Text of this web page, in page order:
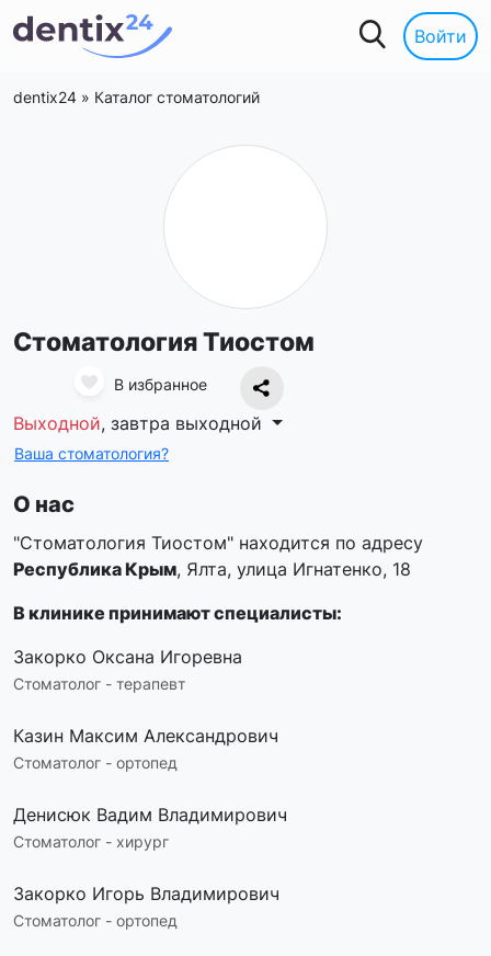
Войти
dentix24 » Каталог стоматологий
Стоматология Тиостом
В избранное
Выходной, завтра выходной
Ваша стоматология?
О нас
"Стоматология Тиостом" находится по адресу
Республика Крым, Ялта, улица Игнатенко, 18
В клинике принимают специалисты:
Закорко Оксана Игоревна
Стоматолог - терапевт
Казин Максим Александрович
Стоматолог - ортопед
Денисюк Вадим Владимирович
Стоматолог - хирург
Закорко Игорь Владимирович
Стоматолог - ортопед